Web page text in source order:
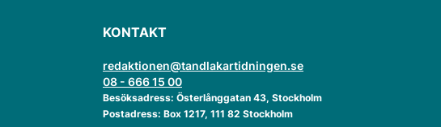
KONTAKT
redaktionen@tandlakartidningen.se
08 - 666 15 00
Besöksadress: Österlånggatan 43, Stockholm
Postadress: Box 1217, 111 82 Stockholm